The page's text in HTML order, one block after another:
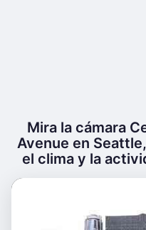
Mira la cámara
Avenue en
el clima y la